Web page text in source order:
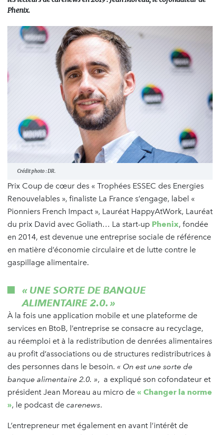
Phenix.
Crédit photo : DR.
Prix Coup de cœur des « Trophées ESSEC des Energies
Renouvelables », finaliste La France s’engage, label «
Pionniers French Impact », Lauréat HappyAtWork, Lauréat
du prix David avec Goliath… La start-up Phenix, fondée
en 2014, est devenue une entreprise sociale de référence
en matière d’économie circulaire et de lutte contre le
gaspillage alimentaire.
« UNE SORTE DE BANQUE
ALIMENTAIRE 2.0. »
À la fois une application mobile et une plateforme de
services en BtoB, l’entreprise se consacre au recyclage,
au réemploi et à la redistribution de denrées alimentaires
au profit d’associations ou de structures redistributrices à
des personnes dans le besoin. « On est une sorte de
banque alimentaire 2.0. », a expliqué son cofondateur et
président Jean Moreau au micro de « Changer la norme
», le podcast de carenews.
L’entrepreneur met également en avant l’intérêt de